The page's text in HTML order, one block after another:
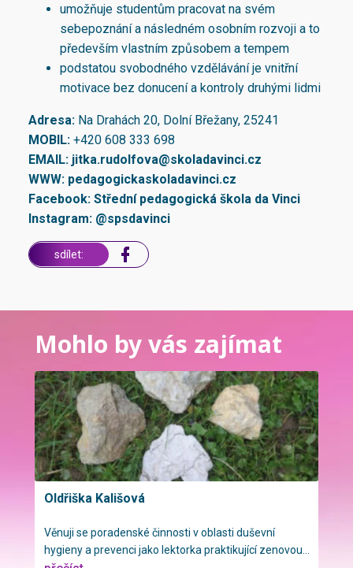
umožňuje studentům pracovat na svém
sebepoznání a následném osobním rozvoji a to
především vlastním způsobem a tempem
podstatou svobodného vzdělávání je vnitřní
motivace bez donucení a kontroly druhými lidmi
Adresa: Na Drahách 20, Dolní Břežany, 25241
MOBIL: +420 608 333 698
EMAIL: jitka.rudolfova@skoladavinci.cz
WWW: pedagogickaskoladavinci.cz
Facebook: Střední pedagogická škola da Vinci
Instagram: @spsdavinci
sdílet:
Mohlo by vás zajímat
Oldřiška Kališová
Věnuji se poradenské činnosti v oblasti duševní
hygieny a prevenci jako lektorka praktikující zenovou...